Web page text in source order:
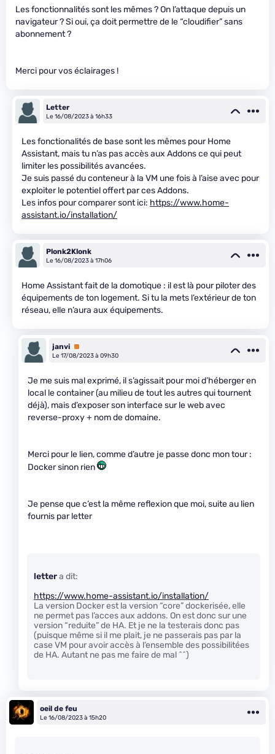
Les fonctionnalités sont les mêmes ? On l’attaque depuis un
navigateur ? Si oui, ça doit permettre de le “cloudifier” sans
abonnement ?
Merci pour vos éclairages !
Letter
Le 16/08/2023 à 16h33
Les fonctionalités de base sont les mêmes pour Home
Assistant, mais tu n’as pas accès aux Addons ce qui peut
limiter les possibilités avancées.
Je suis passé du conteneur à la VM une fois à l’aise avec pour
exploiter le potentiel offert par ces Addons.
Les infos pour comparer sont ici: https://www.home-
assistant.io/installation/
Plonk2Klonk
Le 16/08/2023 à 17h06
Home Assistant fait de la domotique : il est là pour piloter des
équipements de ton logement. Si tu la mets l’extérieur de ton
réseau, elle n’aura aux équipements.
janvi Premium
Le 17/08/2023 à 09h30
Je me suis mal exprimé, il s’agissait pour moi d’héberger en
local le container (au milieu de tout les autres qui tournent
déjà), mais d’exposer son interface sur le web avec
reverse-proxy + nom de domaine.
Merci pour le lien, comme d’autre je passe donc mon tour :
Docker sinon rien
Je pense que c’est la même reflexion que moi, suite au lien
fournis par letter
lettera dit:
https://www.home-assistant.io/installation/
La version Docker est la version “core” dockerisée, elle
ne permet pas l’acces aux addons. On est donc sur une
version “reduite” de HA. Et je ne la testerais donc pas
(puisque même si il me plait, je ne passerais pas par la
case VM pour avoir accès à l’ensemble des possibilitées
de HA. Autant ne pas me faire de mal ^^)
oeil de feu
Le 16/08/2023 à 15h20